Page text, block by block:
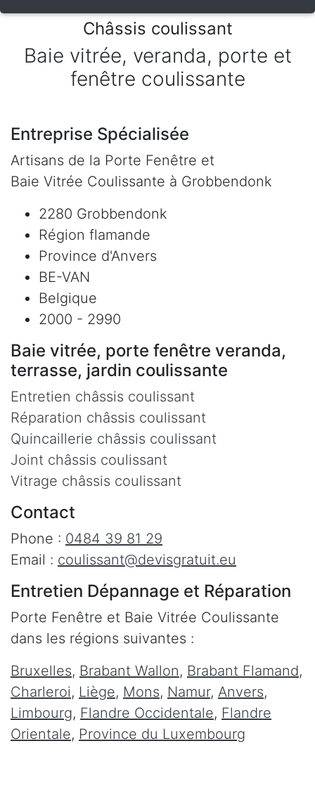
Châssis coulissant
Baie vitrée, veranda, porte et
fenêtre coulissante
Entreprise Spécialisée
Artisans de la Porte Fenêtre et
Baie Vitrée Coulissante à Grobbendonk
2280 Grobbendonk
Région flamande
Province d'Anvers
BE-VAN
Belgique
2000 - 2990
Baie vitrée, porte fenêtre veranda,
terrasse, jardin coulissante
Entretien châssis coulissant
Réparation châssis coulissant
Quincaillerie châssis coulissant
Joint châssis coulissant
Vitrage châssis coulissant
Contact
Phone : 0484 39 81 29
Email : coulissant@devisgratuit.eu
Entretien Dépannage et Réparation
Porte Fenêtre et Baie Vitrée Coulissante
dans les régions suivantes :
Bruxelles, Brabant Wallon, Brabant Flamand,
Charleroi, Liège, Mons, Namur, Anvers,
Limbourg, Flandre Occidentale, Flandre
Orientale, Province du Luxembourg